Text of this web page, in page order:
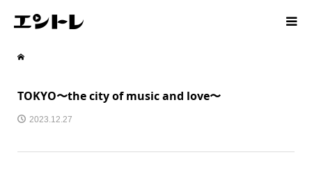
TOKYO〜the city of music and love〜
2023.12.27